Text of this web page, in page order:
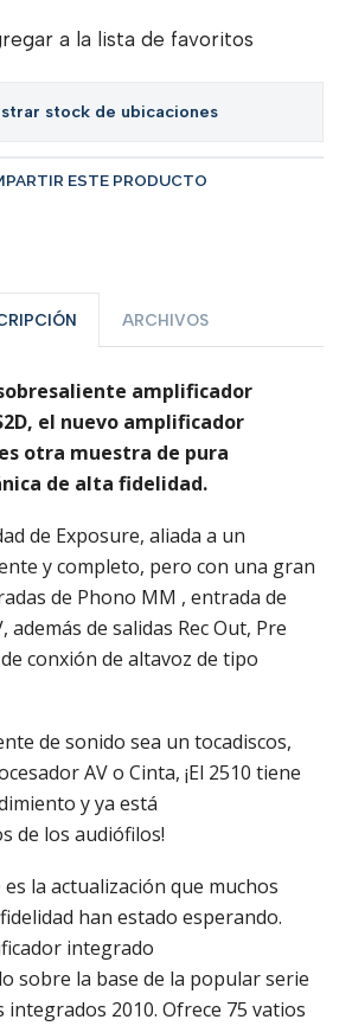
a la lista de favoritos
stock de ubicaciones
ESTE PRODUCTO
ARCHIVOS
amplificador
el nuevo amplificador
otra muestra de pura
de alta fidelidad.
de Exposure, aliada a un
y completo, pero con una gran
de Phono MM , entrada de
además de salidas Rec Out, Pre
conxión de altavoz de tipo
de sonido sea un tocadiscos,
AV o Cinta, ¡El 2510 tiene
y ya está
de los audiófilos!
es la actualización que muchos
han estado esperando.
integrado
sobre la base de la popular serie
integrados 2010. Ofrece 75 vatios